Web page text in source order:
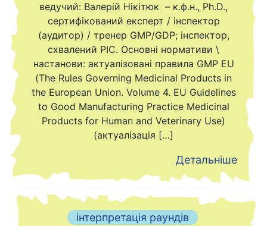
ведучий: Валерій Нікітюк – к.ф.н., Ph.D.,
сертифікований експерт / інспектор
(аудитор) / тренер GMP/GDP; інспектор,
схвалений PIC. Основні нормативи \
настанови: актуалізовані правила GMP EU
(The Rules Governing Medicinal Products in
the European Union. Volume 4. EU Guidelines
to Good Manufacturing Practice Medicinal
Products for Human and Veterinary Use)
(актуалізація […]
Детальніше
інтерпретація раундів